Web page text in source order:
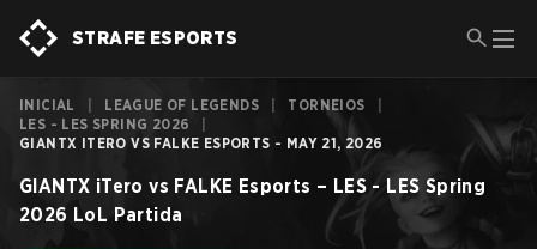
STRAFE ESPORTS
INICIAL LEAGUE OF LEGENDS TORNEIOS
LES - LES SPRING 2026
GIANTX ITERO VS FALKE ESPORTS - MAY 21, 2026
GIANTX iTero vs FALKE Esports – LES - LES Spring
2026 LoL Partida